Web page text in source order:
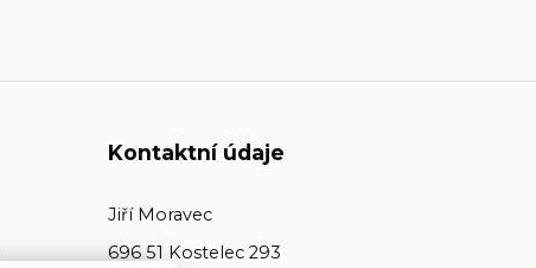
Kontaktní údaje
Jiří Moravec
696 51 Kostelec 293